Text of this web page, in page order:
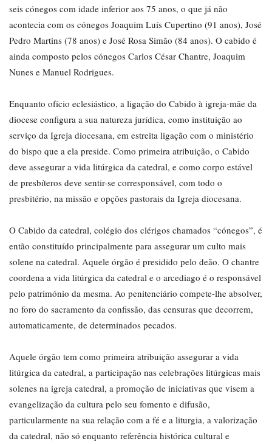
seis cónegos com idade inferior aos 75 anos, o que já não
acontecia com os cónegos Joaquim Luís Cupertino (91 anos), José
Pedro Martins (78 anos) e José Rosa Simão (84 anos). O cabido é
ainda composto pelos cónegos Carlos César Chantre, Joaquim
Nunes e Manuel Rodrigues.
Enquanto ofício eclesiástico, a ligação do Cabido à igreja-mãe da
diocese configura a sua natureza jurídica, como instituição ao
serviço da Igreja diocesana, em estreita ligação com o ministério
do bispo que a ela preside. Como primeira atribuição, o Cabido
deve assegurar a vida litúrgica da catedral, e como corpo estável
de presbíteros deve sentir-se corresponsável, com todo o
presbitério, na missão e opções pastorais da Igreja diocesana.
O Cabido da catedral, colégio dos clérigos chamados “cónegos”, é
então constituído principalmente para assegurar um culto mais
solene na catedral. Aquele órgão é presidido pelo deão. O chantre
coordena a vida litúrgica da catedral e o arcediago é o responsável
pelo património da mesma. Ao penitenciário compete-lhe absolver,
no foro do sacramento da confissão, das censuras que decorrem,
automaticamente, de determinados pecados.
Aquele órgão tem como primeira atribuição assegurar a vida
litúrgica da catedral, a participação nas celebrações litúrgicas mais
solenes na igreja catedral, a promoção de iniciativas que visem a
evangelização da cultura pelo seu fomento e difusão,
particularmente na sua relação com a fé e a liturgia, a valorização
da catedral, não só enquanto referência histórica cultural e